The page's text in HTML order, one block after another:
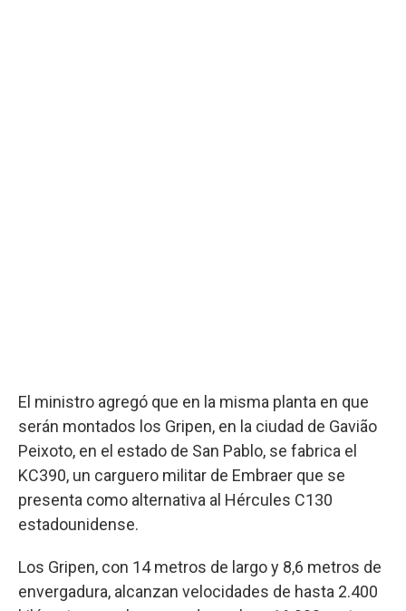
El ministro agregó que en la misma planta en que
serán montados los Gripen, en la ciudad de Gavião
Peixoto, en el estado de San Pablo, se fabrica el
KC390, un carguero militar de Embraer que se
presenta como alternativa al Hércules C130
estadounidense.
Los Gripen, con 14 metros de largo y 8,6 metros de
envergadura, alcanzan velocidades de hasta 2.400